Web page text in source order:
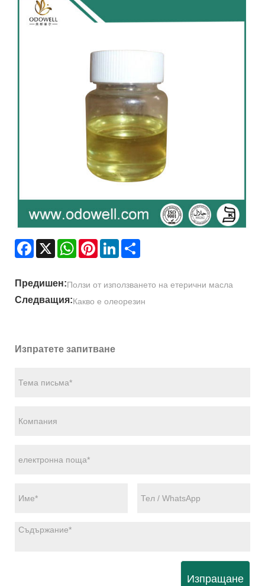
Facebook
X WhatsAppPinterestLinkedIn
Предишен:Ползи от използването на етерични масла
Следващия:Какво е олеорезин
Изпратете запитване
Изпращане